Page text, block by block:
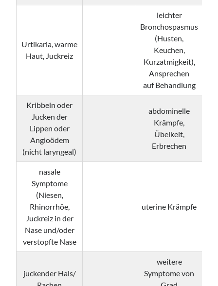
Urtikaria, warme
Haut, Juckreiz
leichter
Bronchospasmus
(Husten,
Keuchen,
Kurzatmigkeit),
Ansprechen
auf Behandlung
Kribbeln oder
Jucken der
Lippen oder
Angioödem
(nicht laryngeal)
abdominelle
Krämpfe,
Übelkeit,
Erbrechen
nasale
Symptome
(Niesen,
Rhinorrhöe,
Juckreiz in der
Nase und/oder
verstopfte Nase
uterine Krämpfe
juckender Hals/
weitere
Symptome von